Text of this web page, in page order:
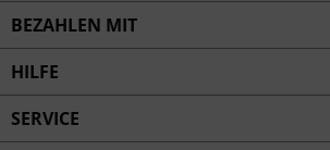
BEZAHLEN MIT
HILFE
SERVICE